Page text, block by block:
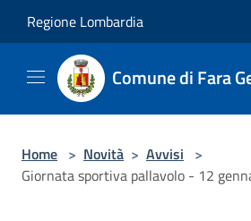
Regione Lombardia
Comune di Fara
Home > Novità > Avvisi >
Giornata sportiva pallavolo - 12